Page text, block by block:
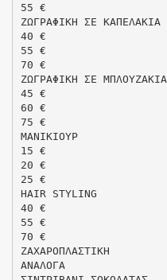
55 €
ΖΩΓΡΑΦΙΚΗ ΣΕ ΚΑΠΕΛΑΚΙΑ
40 €
55 €
70 €
ΖΩΓΡΑΦΙΚΗ ΣΕ ΜΠΛΟΥΖΑΚΙΑ
45 €
60 €
75 €
ΜΑΝΙΚΙΟΥΡ
15 €
20 €
25 €
HAIR STYLING
40 €
55 €
70 €
ΖΑΧΑΡΟΠΛΑΣΤΙΚΗ
ΑΝΑΛΟΓΑ